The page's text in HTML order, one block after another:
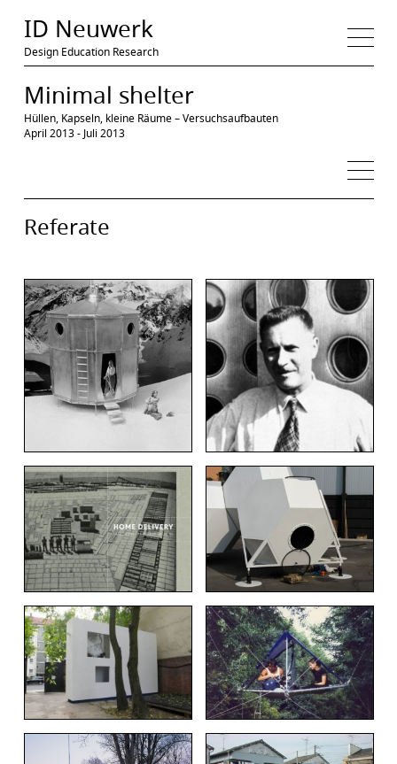
ID Neuwerk
Design Education Research
Minimal shelter
Hüllen, Kapseln, kleine Räume – Versuchsaufbauten
April 2013 - Juli 2013
Projekt
ThemaWorkshopSzenarienProzess
Ergebnis
Ressourcen
ReferateReferenzen Literatur Quellen
Referate